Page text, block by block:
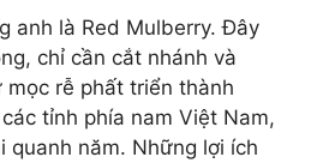
anh là Red Mulberry. Đây
chỉ cần cắt nhánh và
rễ phất triển thành
tỉnh phía nam Việt Nam,
quanh năm. Những lợi ích